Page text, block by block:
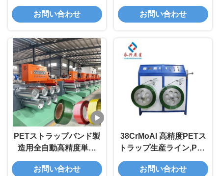
製造機械
お問い合わせ
1.5mm
お問い合わせ
PETストラップバンド製
造用全自動高精度単軸
PETストラップ製造ライ
ン
お問い合わせ
38CrMoAl 高精度PETス
トラップ生産ライン,PET
ストラップ製造機械
お問い合わせ